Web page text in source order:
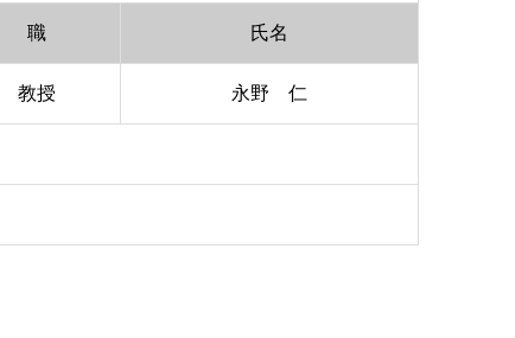
職 氏名
教授 永野 仁